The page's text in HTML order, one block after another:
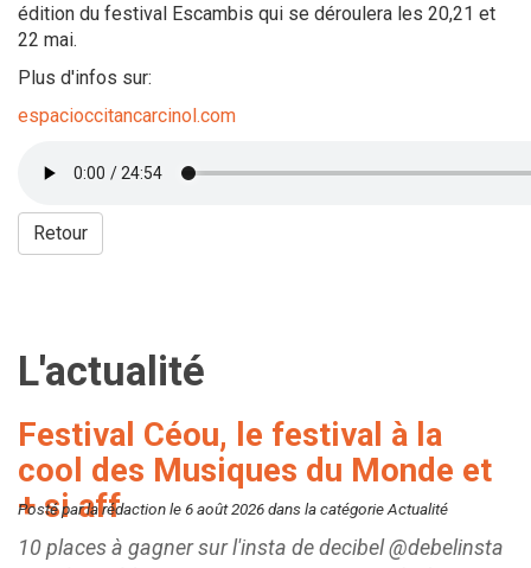
édition du festival Escambis qui se déroulera les 20,21 et
22 mai.
Plus d'infos sur:
espacioccitancarcinol.com
Retour
L'actualité
Festival Céou, le festival à la
cool des Musiques du Monde et
+ si aff
Posté par la rédaction le 6 août 2026 dans la catégorie Actualité
10 places à gagner sur l'insta de decibel @debelinsta